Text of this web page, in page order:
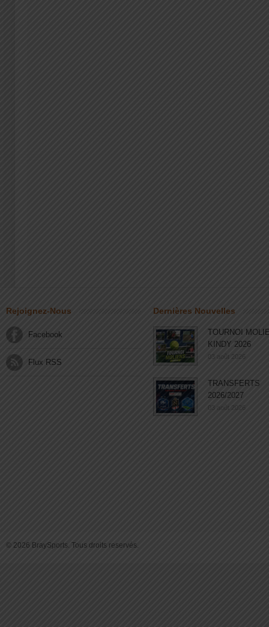
Rejoignez-Nous
Facebook
Flux RSS
Dernières Nouvelles
TOURNOI
KINDY 2026
03 août 2026
TRANSFERTS
2026/2027
03 août 2026
© 2026 BraySports. Tous droits reservés.